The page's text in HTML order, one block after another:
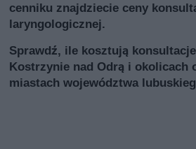
cenniku znajdziecie ceny
laryngologicznej.
Sprawdź, ile kosztują
Kostrzynie nad Odrą i okolicach
miastach województwa